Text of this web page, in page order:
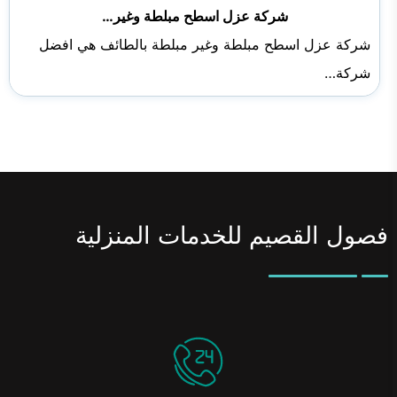
شركة عزل اسطح مبلطة وغير…
شركة عزل اسطح مبلطة وغير مبلطة بالطائف هي افضل
شركة…
فصول القصيم للخدمات المنزلية